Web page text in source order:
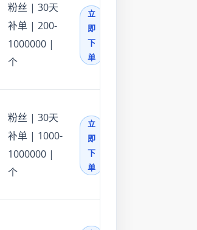
粉丝 | 30天
补单 | 200-
1000000 |
个
立
即
下
单
粉丝 | 30天
补单 | 1000-
1000000 |
个
立
即
下
单